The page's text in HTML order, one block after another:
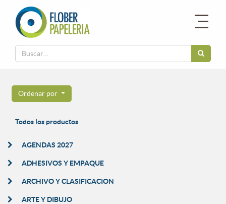
Ordenar por
Todos los productos
AGENDAS 2027
ADHESIVOS Y EMPAQUE
ARCHIVO Y CLASIFICACION
ARTE Y DIBUJO